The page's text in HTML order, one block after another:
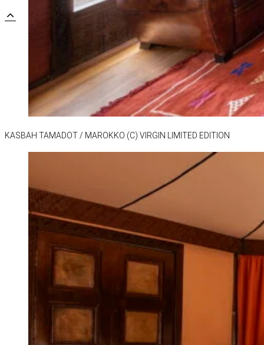
KAS­BAH TA­MA­DOT /​ MA­ROKKO (C) VIR­GIN LI­MI­TED EDI­TION